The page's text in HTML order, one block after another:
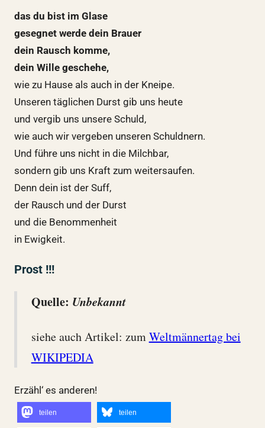
das du bist im Glase
gesegnet werde dein Brauer
dein Rausch komme,
dein Wille geschehe,
wie zu Hause als auch in der Kneipe.
Unseren täglichen Durst gib uns heute
und vergib uns unsere Schuld,
wie auch wir vergeben unseren Schuldnern.
Und führe uns nicht in die Milchbar,
sondern gib uns Kraft zum weitersaufen.
Denn dein ist der Suff,
der Rausch und der Durst
und die Benommenheit
in Ewigkeit.
Prost !!!
Quelle: Unbekannt
siehe auch Artikel: zumWeltmännertag bei
WIKIPEDIA
Erzähl‘ es anderen!
teilen teilen